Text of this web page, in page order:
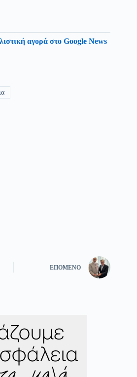
αγορά στο Google News
ΕΠΌΜΕΝΟ